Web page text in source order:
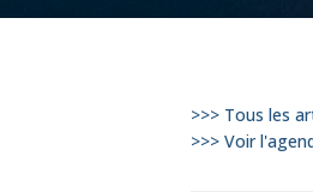
>>> Tous les
>>> Voir